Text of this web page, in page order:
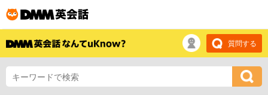
質問する